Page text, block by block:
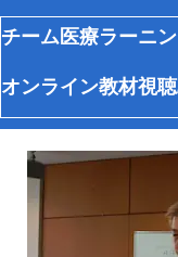
チーム医療ラーニ
オンライン教材視